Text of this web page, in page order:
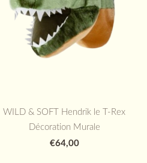
WILD & SOFT Hendrik le T-Rex
Décoration Murale
€64,00